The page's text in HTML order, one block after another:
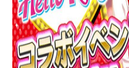
ギャラリー